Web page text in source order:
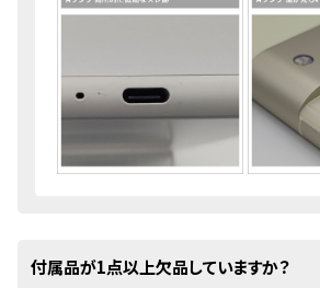
付属品が1点以上欠品していますか？